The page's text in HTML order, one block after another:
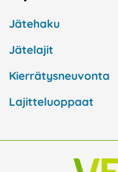
Jätehaku
Jätelajit
Kierrätysneuvonta
Lajitteluoppaat